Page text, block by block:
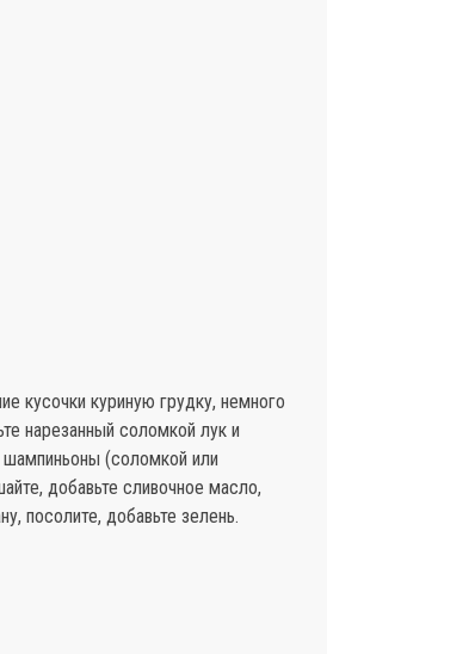
кусочки куриную грудку, немного
нарезанный соломкой лук и
(соломкой или
добавьте сливочное масло,
посолите, добавьте зелень.